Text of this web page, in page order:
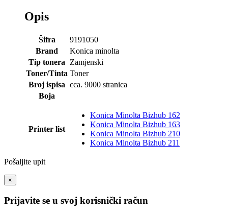
Opis
Šifra
9191050
Brand
Konica minolta
Tip tonera
Zamjenski
Toner/Tinta Toner
Broj ispisa cca. 9000 stranica
Boja
Printer list
Konica Minolta Bizhub 162
Konica Minolta Bizhub 163
Konica Minolta Bizhub 210
Konica Minolta Bizhub 211
Pošaljite upit
×
Prijavite se u svoj korisnički račun